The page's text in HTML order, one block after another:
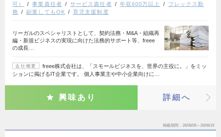
可）
事業責任者 サービス責任者 年収600万以上
フレックス勤
務
副業してもOK 育児支援制度
リーガルのスペシャリストとして、契約法務・M&A・組織再
編・新規ビジネスの実現に向けた法務的サポート等、freee
の成長…
会社概要
freee株式会社は、「スモールビジネスを、世界の主役に。」をミッ
ションに掲げるIT企業です。 個人事業主や中小企業向けに…
興味あり 詳細へ
掲載期間 26/08/06～26/08/19